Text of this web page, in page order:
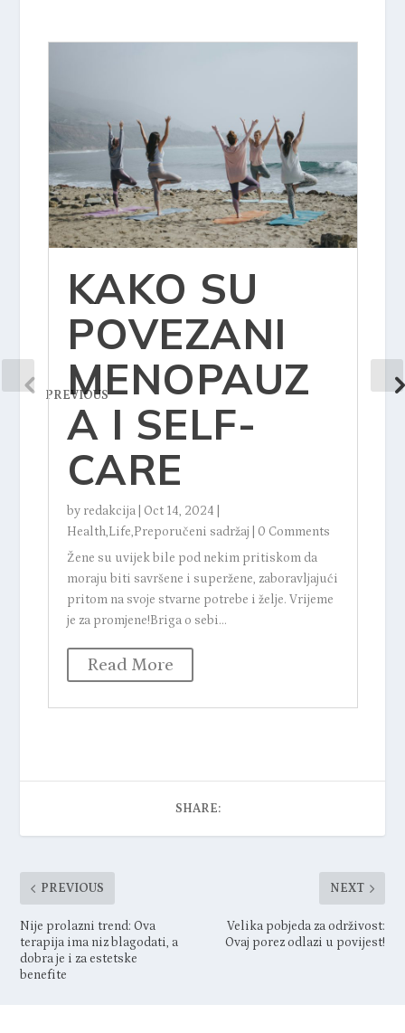
PREVIOUS
KAKO SU
POVEZANI
MENOPAUZ
A I SELF-
CARE
by redakcija Oct 14, 2024
Health,Life,Preporučeni sadržaj
0 Comments
Žene su uvijek bile pod nekim pritiskom da
moraju biti savršene i superžene, zaboravljajući
pritom na svoje stvarne potrebe i želje. Vrijeme
je za promjene!Briga o sebi...
Read More
SHARE:
PREVIOUS
Nije prolazni trend: Ova
terapija ima niz blagodati, a
dobra je i za estetske
benefite
NEXT
Velika pobjeda za održivost:
Ovaj porez odlazi u povijest!